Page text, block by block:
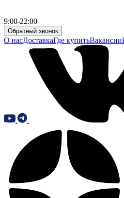
9:00-22:00
Обратный звонок
О насДоставкаГде купитьВакансии